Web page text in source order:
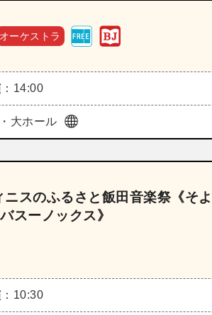
オーケストラ
：14:00
大ホール
スのふるさと飯田音楽祭《そ
ーノックス》
：10:30